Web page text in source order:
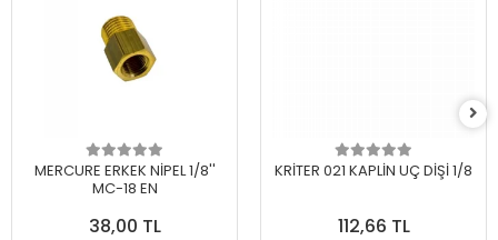
MERCURE ERKEK NİPEL 1/8''
MC-18 EN
38,00 TL
KRİTER 021 KAPLİN UÇ DİŞİ 1/8
112,66 TL